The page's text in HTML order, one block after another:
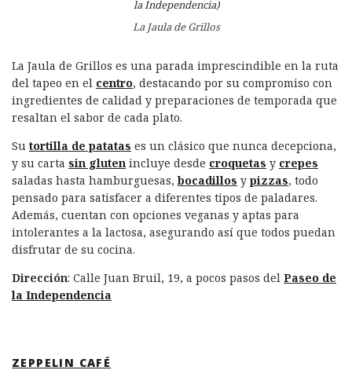
La Jaula de Grillos
La Jaula de Grillos es una parada imprescindible en la ruta
del tapeo en el centro, destacando por su compromiso con
ingredientes de calidad y preparaciones de temporada que
resaltan el sabor de cada plato.
Su tortilla de patatas es un clásico que nunca decepciona,
y su carta sin gluten incluye desde croquetas y crepes
saladas hasta hamburguesas,bocadillos y pizzas, todo
pensado para satisfacer a diferentes tipos de paladares.
Además, cuentan con opciones veganas y aptas para
intolerantes a la lactosa, asegurando así que todos puedan
disfrutar de su cocina.
Dirección: Calle Juan Bruil, 19, a pocos pasos del Paseo de
la Independencia
ZEPPELIN CAFÉ